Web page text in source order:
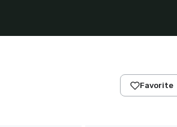
Favorite